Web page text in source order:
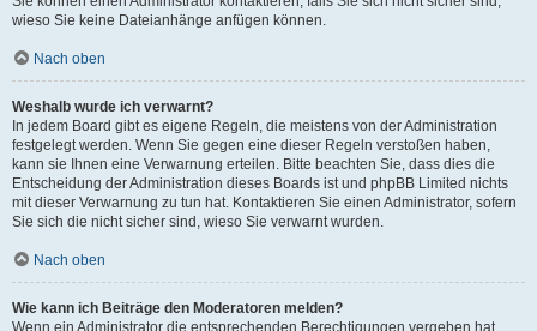
wieso Sie keine Dateianhänge anfügen können.
Nach oben
Weshalb wurde ich verwarnt?
In jedem Board gibt es eigene Regeln, die meistens von der Administration
festgelegt werden. Wenn Sie gegen eine dieser Regeln verstoßen haben,
kann sie Ihnen eine Verwarnung erteilen. Bitte beachten Sie, dass dies die
Entscheidung der Administration dieses Boards ist und phpBB Limited nichts
mit dieser Verwarnung zu tun hat. Kontaktieren Sie einen Administrator, sofern
Sie sich die nicht sicher sind, wieso Sie verwarnt wurden.
Nach oben
Wie kann ich Beiträge den Moderatoren melden?
Wenn ein Administrator die entsprechenden Berechtigungen vergeben hat,